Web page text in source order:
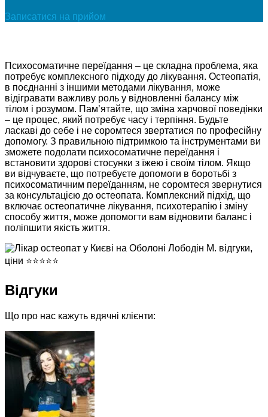
Записатися на прийом
Психосоматичне переїдання – це складна проблема, яка
потребує комплексного підходу до лікування. Остеопатія,
в поєднанні з іншими методами лікування, може
відігравати важливу роль у відновленні балансу між
тілом і розумом. Пам’ятайте, що зміна харчової поведінки
– це процес, який потребує часу і терпіння. Будьте
ласкаві до себе і не соромтеся звертатися по професійну
допомогу. З правильною підтримкою та інструментами ви
зможете подолати психосоматичне переїдання і
встановити здорові стосунки з їжею і своїм тілом. Якщо
ви відчуваєте, що потребуєте допомоги в боротьбі з
психосоматичним переїданням, не соромтеся звернутися
за консультацією до остеопата. Комплексний підхід, що
включає остеопатичне лікування, психотерапію і зміну
способу життя, може допомогти вам відновити баланс і
поліпшити якість життя.
Відгуки
Що про нас кажуть вдячні клієнти: